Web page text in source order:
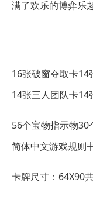
满了欢乐的博弈乐趣
16张破窗夺取卡14
14张三人团队卡14
56个宝物指示物30
简体中文游戏规则
卡牌尺寸：64X90